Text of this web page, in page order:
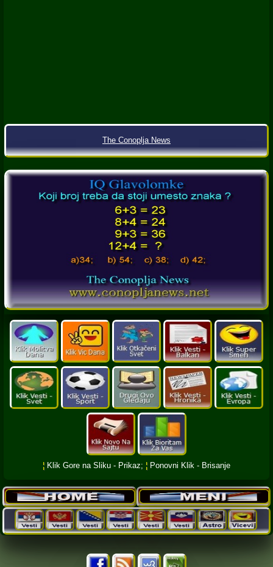
The Conoplja News
¦ Klik Gore na Sliku - Prikaz; ¦ Ponovni Klik - Brisanje